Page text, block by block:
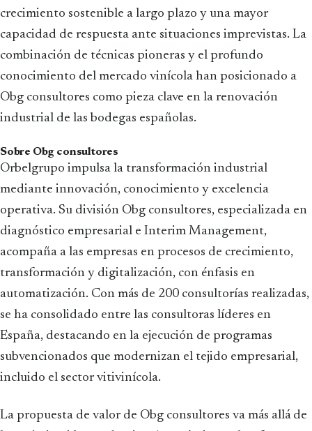
crecimiento sostenible a largo plazo y una mayor
capacidad de respuesta ante situaciones imprevistas. La
combinación de técnicas pioneras y el profundo
conocimiento del mercado vinícola han posicionado a
Obg consultores como pieza clave en la renovación
industrial de las bodegas españolas.
Sobre Obg consultores
Orbelgrupo impulsa la transformación industrial
mediante innovación, conocimiento y excelencia
operativa. Su división Obg consultores, especializada en
diagnóstico empresarial e Interim Management,
acompaña a las empresas en procesos de crecimiento,
transformación y digitalización, con énfasis en
automatización. Con más de 200 consultorías realizadas,
se ha consolidado entre las consultoras líderes en
España, destacando en la ejecución de programas
subvencionados que modernizan el tejido empresarial,
incluido el sector vitivinícola.
La propuesta de valor de Obg consultores va más allá de